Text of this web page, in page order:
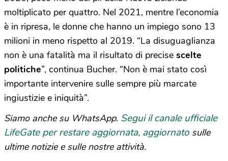
moltiplicato per quattro. Nel 2021, mentre l’economia
è in ripresa, le donne che hanno un impiego sono 13
milioni in meno rispetto al 2019. “La disuguaglianza
non è una fatalità ma il risultato di precise scelte
politiche”, continua Bucher. “Non è mai stato così
importante intervenire sulle sempre più marcate
ingiustizie e iniquità”.
Siamo anche su WhatsApp. Segui il canale ufficiale
LifeGate per restare aggiornata, aggiornato sulle
ultime notizie e sulle nostre attività.